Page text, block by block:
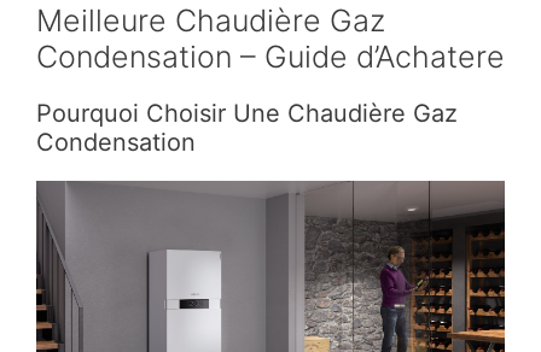
Meilleure Chaudière Gaz
Condensation – Guide d’Achatere
Pourquoi Choisir Une Chaudière Gaz
Condensation